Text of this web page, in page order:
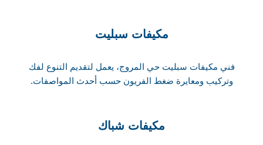
مكيفات سبليت
فني مكيفات سبليت حي المروج، يعمل لتقديم التنوع لفك
وتركيب ومعايرة ضغط الفريون حسب أحدث المواصفات.
مكيفات شباك